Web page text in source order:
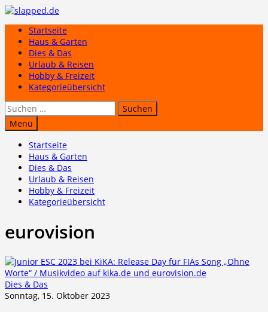
Zum
springenStartseite
Haus & Garten
Dies & Das
Urlaub & Reisen
Hobby & Freizeit
Kategorieübersicht
Suchen
nach:
Menü
Startseite
Haus & Garten
Dies & Das
Urlaub & Reisen
Hobby & Freizeit
Kategorieübersicht
eurovision
Dies & Das
Sonntag, 15. Oktober 2023